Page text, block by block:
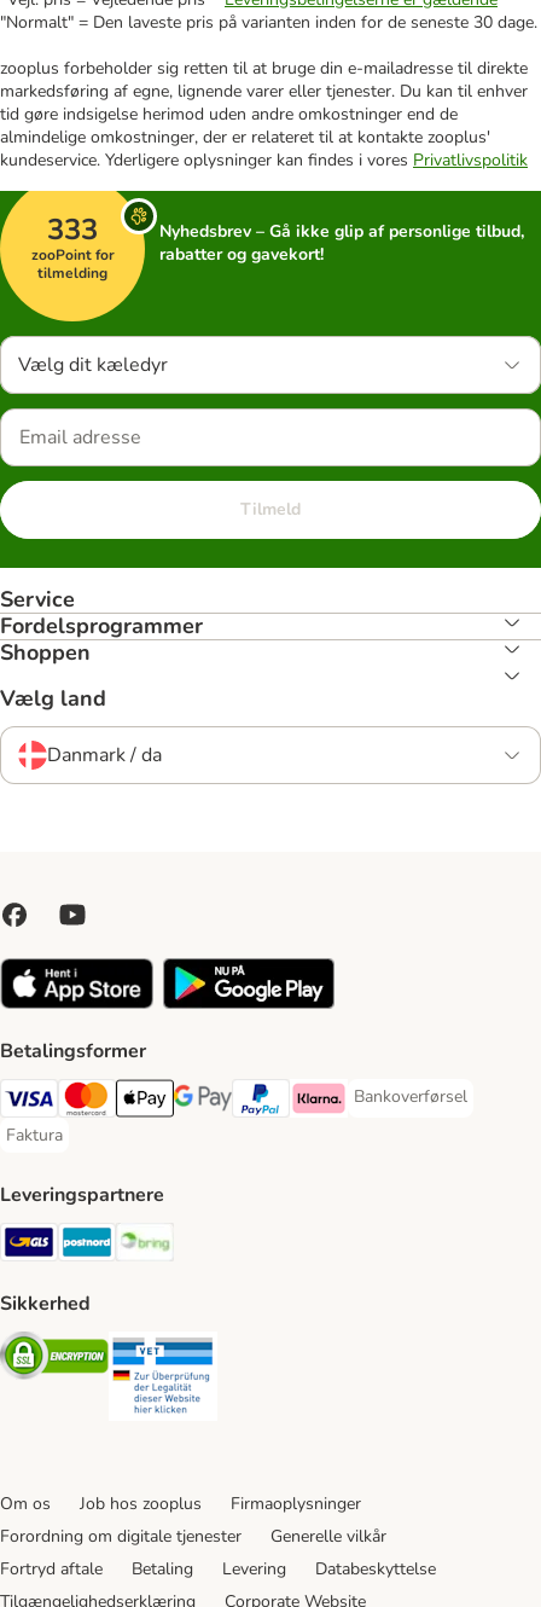
"Normalt" = Den laveste pris på varianten inden for de seneste 30 dage.
zooplus forbeholder sig retten til at bruge din e-mailadresse til direkte
markedsføring af egne, lignende varer eller tjenester. Du kan til enhver
tid gøre indsigelse herimod uden andre omkostninger end de
almindelige omkostninger, der er relateret til at kontakte zooplus'
kundeservice. Yderligere oplysninger kan findes i vores Privatlivspolitik
333
zooPoint for
tilmelding
Nyhedsbrev – Gå ikke glip af personlige tilbud,
rabatter og gavekort!
Vælg dit kæledyr
Tilmeld
Service
Fordelsprogrammer
Shoppen
Vælg land
Danmark / da
Betalingsformer
VISA Payment Method
Mastercard Payment Method
Apply pay Payment Method
Google Pay Payment Method
paypal Payment Method
Klarna Payment Method
Bankoverførsel
Bankoverførsel
Faktura
Faktura Payment Method
Leveringspartnere
GLS Shipping Method
Postnord Shipping Method
Sikkerhed
Security
Om os Job hos zooplus
Firmaoplysninger
Forordning om digitale tjenester
Generelle vilkår
Fortryd aftale
Betaling Levering
Databeskyttelse
Tilgængelighedserklæring
Corporate Website